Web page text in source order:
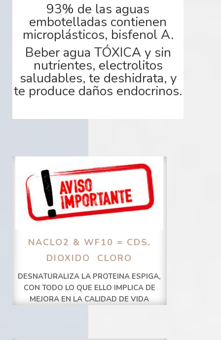
93% de las aguas
embotelladas contienen
microplásticos, bisfenol A.
Beber agua TÓXICA y sin
nutrientes, electrolitos
saludables, te deshidrata, y
te produce daños endocrinos.
NACLO2 & WF10 = CDS,
DIOXIDO CLORO
DESNATURALIZA LA PROTEINA ESPIGA,
CON TODO LO QUE ELLO IMPLICA DE
MEJORA EN LA CALIDAD DE VIDA